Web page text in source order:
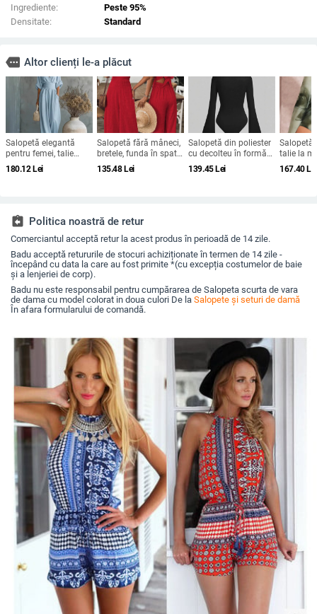
Ingrediente:
Peste 95%
Densitate:
Standard
more Altor clienți le-a plăcut
Salopetă elegantă
pentru femei, talie
definită și decolteu în
V, vară 2026, amestec
180.12Lei
Salopetă fără mâneci,
bretele, funda în spate,
talie medie, pantaloni
largi, poliester
135.48Lei
Salopetă din poliester
cu decolteu în formă
U, mâneci clopot, talie
înaltă cu plisări și
139.45Lei
Salopetă
talie la
material
167.40Lei
assignment_return Politica noastră de retur
Comerciantul acceptă retur la acest produs în perioadă de 14 zile.
Badu acceptă retururile de stocuri achiziționate în termen de 14 zile -
începând cu data la care au fost primite *(cu excepția costumelor de baie
și a lenjeriei de corp).
Badu nu este responsabil pentru cumpărarea de Salopeta scurta de vara
de dama cu model colorat in doua culori De la Salopete și seturi de damă
În afara formularului de comandă.